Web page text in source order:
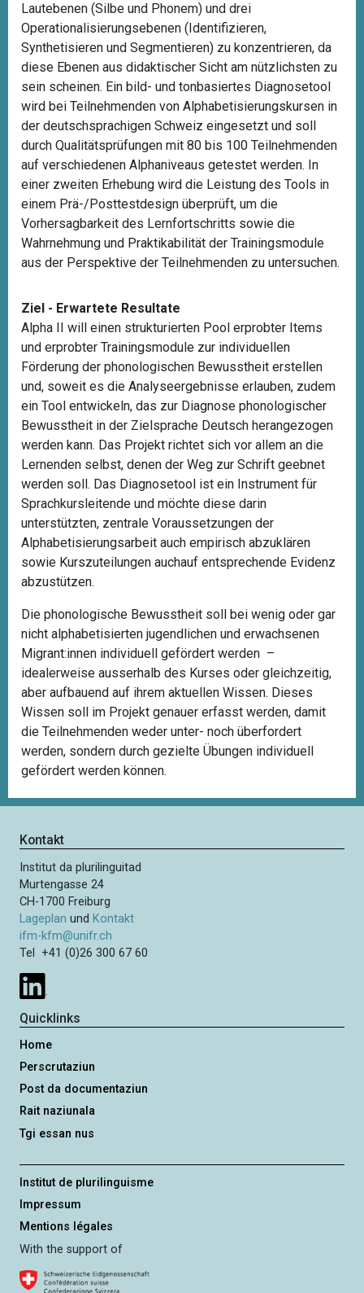
Lautebenen (Silbe und Phonem) und drei
Operationalisierungsebenen (Identifizieren,
Synthetisieren und Segmentieren) zu konzentrieren, da
diese Ebenen aus didaktischer Sicht am nützlichsten zu
sein scheinen. Ein bild- und tonbasiertes Diagnosetool
wird bei Teilnehmenden von Alphabetisierungskursen in
der deutschsprachigen Schweiz eingesetzt und soll
durch Qualitätsprüfungen mit 80 bis 100 Teilnehmenden
auf verschiedenen Alphaniveaus getestet werden. In
einer zweiten Erhebung wird die Leistung des Tools in
einem Prä-/Posttestdesign überprüft, um die
Vorhersagbarkeit des Lernfortschritts sowie die
Wahrnehmung und Praktikabilität der Trainingsmodule
aus der Perspektive der Teilnehmenden zu untersuchen.
Ziel - Erwartete Resultate
Alpha II will einen strukturierten Pool erprobter Items
und erprobter Trainingsmodule zur individuellen
Förderung der phonologischen Bewusstheit erstellen
und, soweit es die Analyseergebnisse erlauben, zudem
ein Tool entwickeln, das zur Diagnose phonologischer
Bewusstheit in der Zielsprache Deutsch herangezogen
werden kann. Das Projekt richtet sich vor allem an die
Lernenden selbst, denen der Weg zur Schrift geebnet
werden soll. Das Diagnosetool ist ein Instrument für
Sprachkursleitende und möchte diese darin
unterstützten, zentrale Voraussetzungen der
Alphabetisierungsarbeit auch empirisch abzuklären
sowie Kurszuteilungen auchauf entsprechende Evidenz
abzustützen.
Die phonologische Bewusstheit soll bei wenig oder gar
nicht alphabetisierten jugendlichen und erwachsenen
Migrant:innen individuell gefördert werden –
idealerweise ausserhalb des Kurses oder gleichzeitig,
aber aufbauend auf ihrem aktuellen Wissen. Dieses
Wissen soll im Projekt genauer erfasst werden, damit
die Teilnehmenden weder unter- noch überfordert
werden, sondern durch gezielte Übungen individuell
gefördert werden können.
Kontakt
Institut da plurilinguitad
Murtengasse 24
CH-1700 Freiburg
Lageplan und Kontakt
ifm-kfm@unifr.ch
Tel +41 (0)26 300 67 60
Quicklinks
Home
Perscrutaziun
Post da documentaziun
Rait naziunala
Tgi essan nus
Institut de plurilinguisme
Impressum
Mentions légales
With the support of